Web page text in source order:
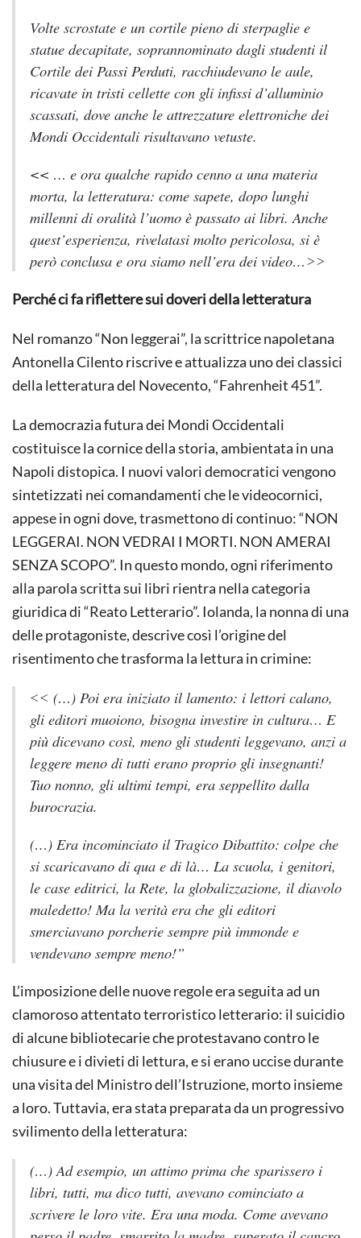
Volte scrostate e un cortile pieno di sterpaglie e
statue decapitate, soprannominato dagli studenti il
Cortile dei Passi Perduti, racchiudevano le aule,
ricavate in tristi cellette con gli infissi d’alluminio
scassati, dove anche le attrezzature elettroniche dei
Mondi Occidentali risultavano vetuste.
<< … e ora qualche rapido cenno a una materia
morta, la letteratura: come sapete, dopo lunghi
millenni di oralità l’uomo è passato ai libri. Anche
quest’esperienza, rivelatasi molto pericolosa, si è
però conclusa e ora siamo nell’era dei video…˃˃
Perché ci fa riflettere sui doveri della letteratura
Nel romanzo “Non leggerai”, la scrittrice napoletana
Antonella Cilento riscrive e attualizza uno dei classici
della letteratura del Novecento, “Fahrenheit 451”.
La democrazia futura dei Mondi Occidentali
costituisce la cornice della storia, ambientata in una
Napoli distopica. I nuovi valori democratici vengono
sintetizzati nei comandamenti che le videocornici,
appese in ogni dove, trasmettono di continuo: “NON
LEGGERAI. NON VEDRAI I MORTI. NON AMERAI
SENZA SCOPO”. In questo mondo, ogni riferimento
alla parola scritta sui libri rientra nella categoria
giuridica di “Reato Letterario”. Iolanda, la nonna di una
delle protagoniste, descrive così l’origine del
risentimento che trasforma la lettura in crimine:
˂˂ (…) Poi era iniziato il lamento: i lettori calano,
gli editori muoiono, bisogna investire in cultura… E
più dicevano così, meno gli studenti leggevano, anzi a
leggere meno di tutti erano proprio gli insegnanti!
Tuo nonno, gli ultimi tempi, era seppellito dalla
burocrazia.
(…) Era incominciato il Tragico Dibattito: colpe che
si scaricavano di qua e di là… La scuola, i genitori,
le case editrici, la Rete, la globalizzazione, il diavolo
maledetto! Ma la verità era che gli editori
smerciavano porcherie sempre più immonde e
vendevano sempre meno!”
L’imposizione delle nuove regole era seguita ad un
clamoroso attentato terroristico letterario: il suicidio
di alcune bibliotecarie che protestavano contro le
chiusure e i divieti di lettura, e si erano uccise durante
una visita del Ministro dell’Istruzione, morto insieme
a loro. Tuttavia, era stata preparata da un progressivo
svilimento della letteratura:
(…) Ad esempio, un attimo prima che sparissero i
libri, tutti, ma dico tutti, avevano cominciato a
scrivere le loro vite. Era una moda. Come avevano